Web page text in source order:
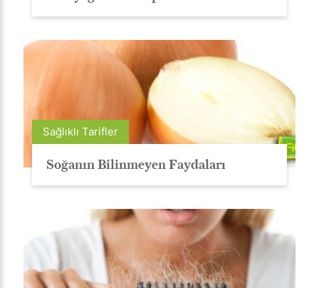
Sağlıklı Tarifler
Soğanın Bilinmeyen Faydaları